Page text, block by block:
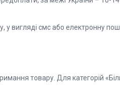
вигляді смс або електронну
товару. Для категорій